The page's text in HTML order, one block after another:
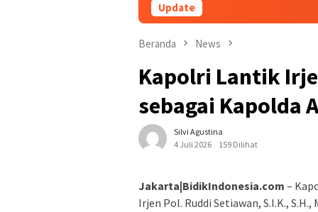
Update
Beranda News
Kapolri Lantik
sebagai Kapolda
Silvi Agustina
4 Juli 2026
159 Dilihat
Jakarta|BidikIndonesia.com –
Irjen Pol. Ruddi Setiawan, S.I.K.,